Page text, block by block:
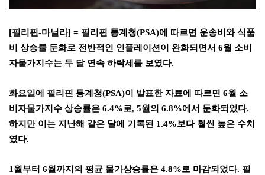
[필리핀-마닐라] = 필리핀 통계청(PSA)에 따르면 운송비와 식품
비 상승률 둔화로 전반적인 인플레이션이 완화되면서 6월 소비
자물가지수는 두 달 연속 하락세를 보였다.
화요일에 필리핀 통계청(PSA)이 발표한 자료에 따르면 6월 소
비자물가지수 상승률은 6.4%로, 5월의 6.8%에서 둔화되었다.
하지만 이는 지난해 같은 달에 기록된 1.4%보다 훨씬 높은 수치
였다.
1월부터 6월까지의 평균 물가상승률은 4.8%로 마감되었다. 필